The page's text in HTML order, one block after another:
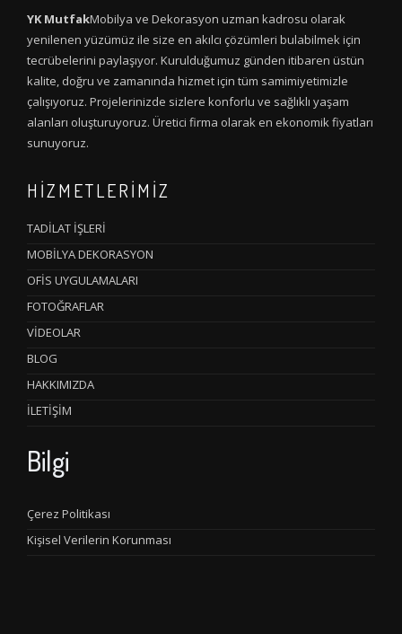
YK MutfakMobilya ve Dekorasyon uzman kadrosu olarak
yenilenen yüzümüz ile size en akılcı çözümleri bulabilmek için
tecrübelerini paylaşıyor. Kurulduğumuz günden itibaren üstün
kalite, doğru ve zamanında hizmet için tüm samimiyetimizle
çalışıyoruz. Projelerinizde sizlere konforlu ve sağlıklı yaşam
alanları oluşturuyoruz. Üretici firma olarak en ekonomik fiyatları
sunuyoruz.
HİZMETLERİMİZ
TADİLAT İŞLERİ
MOBİLYA DEKORASYON
OFİS UYGULAMALARI
FOTOĞRAFLAR
VİDEOLAR
BLOG
HAKKIMIZDA
İLETİŞİM
Bilgi
Çerez Politikası
Kişisel Verilerin Korunması